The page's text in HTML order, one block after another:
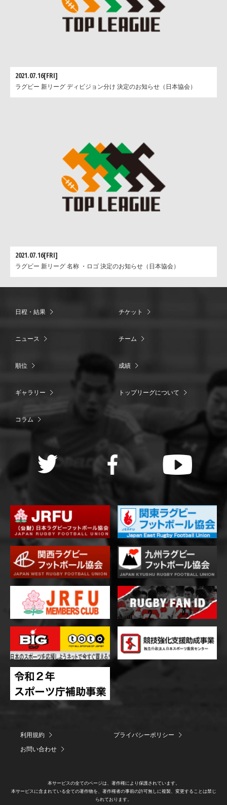
2021.07.16[FRI]
ラグビー 新リーグ ディビジョン分け 決定のお知らせ（日本協会）
2021.07.16[FRI]
ラグビー 新リーグ 名称 ・ロゴ 決定のお知らせ（日本協会）
日程・結果 チケット
ニュース チーム
順位 成績
ギャラリー トップリーグについて
コラム
利用規約
プライバシーポリシー
お問い合わせ
本サービスの全てのページは、著作権により保護されています。
本サービスに含まれている全ての著作物を、著作権者の事前の許可無しに複製、変更することは禁じ
られております。